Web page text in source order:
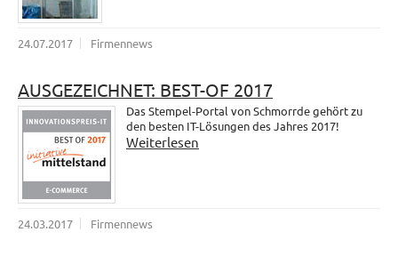
24.07.2017 Firmennews
AUSGEZEICHNET: BEST-OF 2017
Das Stempel-Portal von Schmorrde gehört zu
den besten IT-Lösungen des Jahres 2017!
Weiterlesen
24.03.2017 Firmennews